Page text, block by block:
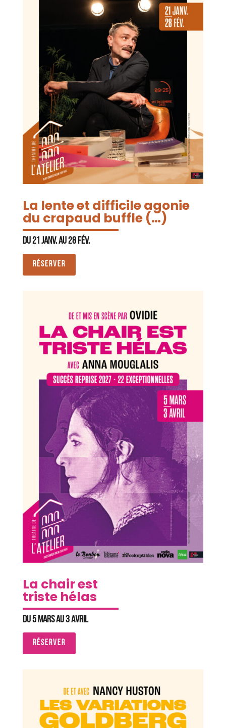
La lente et difficile agonie
du crapaud buffle (…)
Du 21 janv. au 28 fév.
RÉSERVER
La chair est
triste hélas
Du 5 mars au 3 avril
RÉSERVER